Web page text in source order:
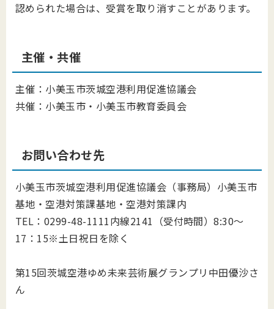
認められた場合は、受賞を取り消すことがあります。
主催・共催
主催：小美玉市茨城空港利用促進協議会
共催：小美玉市・小美玉市教育委員会
お問い合わせ先
小美玉市茨城空港利用促進協議会（事務局）小美玉市
基地・空港対策課基地・空港対策課内
TEL：0299-48-1111内線2141（受付時間）8:30～
17：15※土日祝日を除く
第15回茨城空港ゆめ未来芸術展グランプリ中田優沙さ
ん